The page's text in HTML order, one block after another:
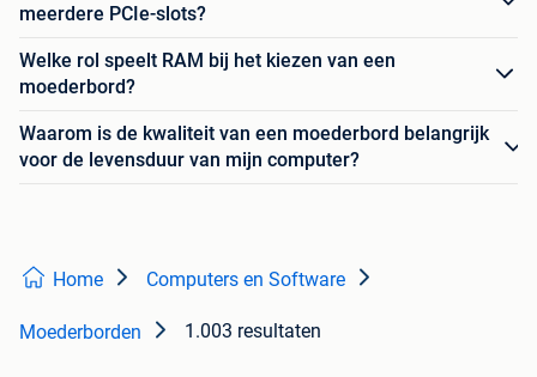
meerdere PCIe-slots?
Welke rol speelt RAM bij het kiezen van een
moederbord?
Waarom is de kwaliteit van een moederbord belangrijk
voor de levensduur van mijn computer?
Home Computers en Software
Moederborden 1.003 resultaten